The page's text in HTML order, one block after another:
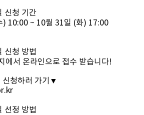
신청 기간
) 10:00 ~ 10월 31일 (화) 17:00
신청 방법
에서 온라인으로 접수 받습니다!
신청하러 가기▼
선정 방법